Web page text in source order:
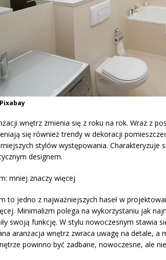
wnętrz zmienia się z roku na rok. Wraz z
się również trendy w dekoracji
stylów występowania. Charakteryzuje
designem.
mniej znaczy więcej
to jedno z najważniejszych haseł w
Minimalizm polega na wykorzystaniu jak
swoją funkcję. W stylu nowoczesnym stawia
aranżacja wnętrz zwraca uwagę na detale, a
powinno być zadbane, nowoczesne, ale